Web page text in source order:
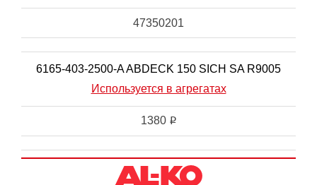
47350201
6165-403-2500-A ABDECK 150 SICH SA R9005
Используется в агрегатах
1380 i